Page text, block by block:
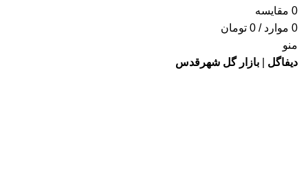
0 مقایسه
0 موارد /
0 تومان
منو
دیفاگل
بازار گل شهرقدس